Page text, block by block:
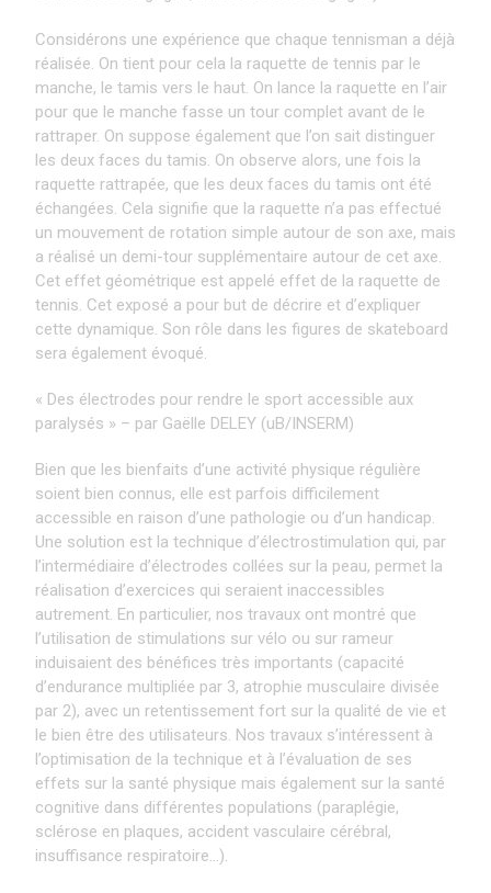
Considérons une expérience que chaque tennisman a déjà
réalisée. On tient pour cela la raquette de tennis par le
manche, le tamis vers le haut. On lance la raquette en l’air
pour que le manche fasse un tour complet avant de le
rattraper. On suppose également que l’on sait distinguer
les deux faces du tamis. On observe alors, une fois la
raquette rattrapée, que les deux faces du tamis ont été
échangées. Cela signifie que la raquette n’a pas effectué
un mouvement de rotation simple autour de son axe, mais
a réalisé un demi-tour supplémentaire autour de cet axe.
Cet effet géométrique est appelé effet de la raquette de
tennis. Cet exposé a pour but de décrire et d’expliquer
cette dynamique. Son rôle dans les figures de skateboard
sera également évoqué.
« Des électrodes pour rendre le sport accessible aux
paralysés » – par Gaëlle DELEY (uB/INSERM)
Bien que les bienfaits d’une activité physique régulière
soient bien connus, elle est parfois difficilement
accessible en raison d’une pathologie ou d’un handicap.
Une solution est la technique d’électrostimulation qui, par
l’intermédiaire d’électrodes collées sur la peau, permet la
réalisation d’exercices qui seraient inaccessibles
autrement. En particulier, nos travaux ont montré que
l’utilisation de stimulations sur vélo ou sur rameur
induisaient des bénéfices très importants (capacité
d’endurance multipliée par 3, atrophie musculaire divisée
par 2), avec un retentissement fort sur la qualité de vie et
le bien être des utilisateurs. Nos travaux s’intéressent à
l’optimisation de la technique et à l’évaluation de ses
effets sur la santé physique mais également sur la santé
cognitive dans différentes populations (paraplégie,
sclérose en plaques, accident vasculaire cérébral,
insuffisance respiratoire…).